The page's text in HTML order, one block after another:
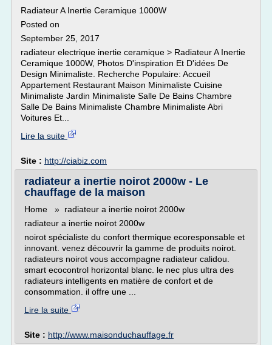
Radiateur A Inertie Ceramique 1000W
Posted on
September 25, 2017
radiateur electrique inertie ceramique > Radiateur A Inertie
Ceramique 1000W, Photos D'inspiration Et D'idées De
Design Minimaliste. Recherche Populaire: Accueil
Appartement Restaurant Maison Minimaliste Cuisine
Minimaliste Jardin Minimaliste Salle De Bains Chambre
Salle De Bains Minimaliste Chambre Minimaliste Abri
Voitures Et...
Lire la suite
Site : http://ciabiz.com
radiateur a inertie noirot 2000w - Le
chauffage de la maison
Home » radiateur a inertie noirot 2000w
radiateur a inertie noirot 2000w
noirot spécialiste du confort thermique ecoresponsable et
innovant. venez découvrir la gamme de produits noirot.
radiateurs noirot vous accompagne radiateur calidou.
smart ecocontrol horizontal blanc. le nec plus ultra des
radiateurs intelligents en matière de confort et de
consommation. il offre une ...
Lire la suite
Site : http://www.maisonduchauffage.fr